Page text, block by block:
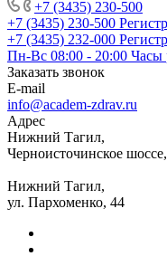
+7 (3435) 230-500
+7 (3435) 230-500
+7 (3435) 232-000
Пн-Вс 08:00 - 20:00 Часы
Заказать звонок
E-mail
info@academ-zdrav.ru
Адрес
Нижний Тагил,
Черноисточинское
Нижний Тагил,
ул. Пархоменко, 44